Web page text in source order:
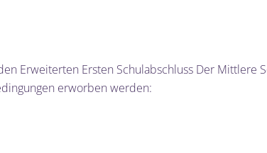
Erweiterten Ersten Schulabschluss Der Mittlere
erworben werden: